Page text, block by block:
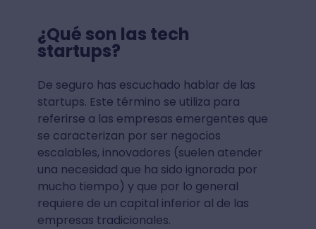
¿Qué son las tech
startups?
De seguro has escuchado hablar de las
startups. Este término se utiliza para
referirse a las empresas emergentes que
se caracterizan por ser negocios
escalables, innovadores (suelen atender
una necesidad que ha sido ignorada por
mucho tiempo) y que por lo general
requiere de un capital inferior al de las
empresas tradicionales.